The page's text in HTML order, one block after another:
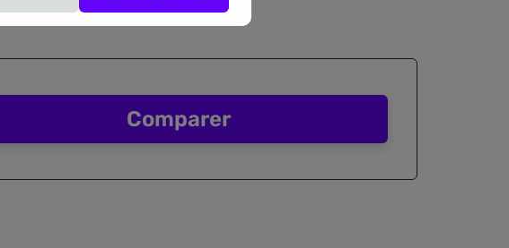
Comparer